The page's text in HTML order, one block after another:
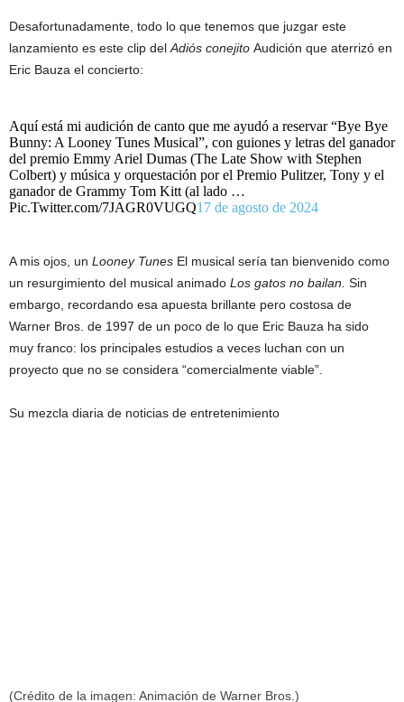
Desafortunadamente, todo lo que tenemos que juzgar este
lanzamiento es este clip del Adiós conejito Audición que aterrizó en
Eric Bauza el concierto:
Aquí está mi audición de canto que me ayudó a reservar “Bye Bye
Bunny: A Looney Tunes Musical”, con guiones y letras del ganador
del premio Emmy Ariel Dumas (The Late Show with Stephen
Colbert) y música y orquestación por el Premio Pulitzer, Tony y el
ganador de Grammy Tom Kitt (al lado …
Pic.Twitter.com/7JAGR0VUGQ17 de agosto de 2024
A mis ojos, un Looney Tunes El musical sería tan bienvenido como
un resurgimiento del musical animado Los gatos no bailan. Sin
embargo, recordando esa apuesta brillante pero costosa de
Warner Bros. de 1997 de un poco de lo que Eric Bauza ha sido
muy franco: los principales estudios a veces luchan con un
proyecto que no se considera “comercialmente viable”.
Su mezcla diaria de noticias de entretenimiento
(Crédito de la imagen: Animación de Warner Bros.)